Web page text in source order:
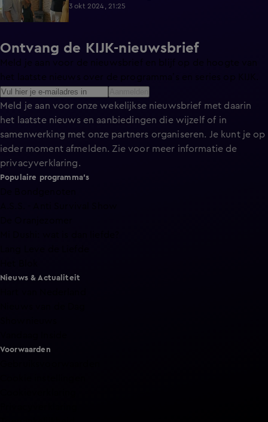
3 okt 2024, 21:25
Ontvang de KIJK-nieuwsbrief
Meld je aan voor de nieuwsbrief en blijf op de hoogte van
het laatste nieuws over de programma’s en series op KIJK.
Meld je aan voor onze wekelijkse nieuwsbrief met daarin
het laatste nieuws en aanbiedingen die wijzelf of in
samenwerking met onze partners organiseren. Je kunt je op
ieder moment afmelden. Zie voor meer informatie de
privacyverklaring.
Populaire programma's
Nieuws & Actualiteit
Voorwaarden